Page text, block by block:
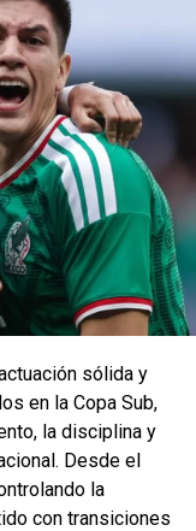
sólida y
en la Copa Sub,
la disciplina y
Desde el
la
con transiciones